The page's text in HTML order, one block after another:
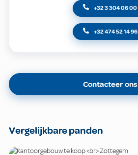
+32 3 304 06 00
+32 474 52 14 96
Contacteer ons
Vergelijkbare panden